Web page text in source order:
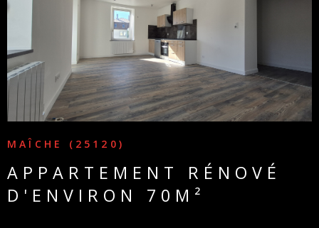
MAÎCHE (25120)
APPARTEMENT RÉNOVÉ
D'ENVIRON 70M²
VOIR LE BIEN